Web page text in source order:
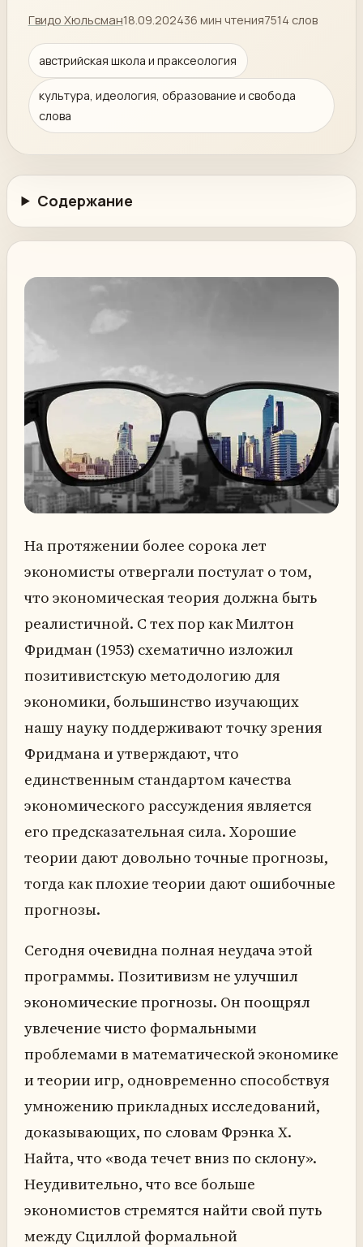
Гвидо Хюльсман18.09.202436 мин чтения7514 слов
австрийская школа и праксеология
культура, идеология, образование и свобода
слова
Содержание
На протяжении более сорока лет
экономисты отвергали постулат о том,
что экономическая теория должна быть
реалистичной. С тех пор как Милтон
Фридман (1953) схематично изложил
позитивистскую методологию для
экономики, большинство изучающих
нашу науку поддерживают точку зрения
Фридмана и утверждают, что
единственным стандартом качества
экономического рассуждения является
его предсказательная сила. Хорошие
теории дают довольно точные прогнозы,
тогда как плохие теории дают ошибочные
прогнозы.
Сегодня очевидна полная неудача этой
программы. Позитивизм не улучшил
экономические прогнозы. Он поощрял
увлечение чисто формальными
проблемами в математической экономике
и теории игр, одновременно способствуя
умножению прикладных исследований,
доказывающих, по словам Фрэнка Х.
Найта, что «вода течет вниз по склону».
Неудивительно, что все больше
экономистов стремятся найти свой путь
между Сциллой формальной